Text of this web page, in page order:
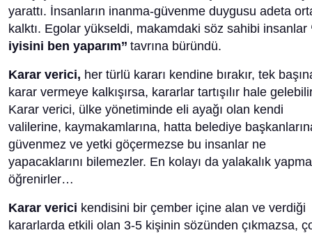
yarattı. İnsanların inanma-güvenme duygusu adeta
kalktı. Egolar yükseldi, makamdaki söz sahibi insanlar
iyisini ben yaparım’’ tavrına büründü.
Karar verici, her türlü kararı kendine bırakır, tek
karar vermeye kalkışırsa, kararlar tartışılır hale
Karar verici, ülke yönetiminde eli ayağı olan kendi
valilerine, kaymakamlarına, hatta belediye
güvenmez ve yetki göçermezse bu insanlar ne
yapacaklarını bilemezler. En kolayı da yalakalık
öğrenirler…
Karar verici kendisini bir çember içine alan ve verdiği
kararlarda etkili olan 3-5 kişinin sözünden çıkmazsa,